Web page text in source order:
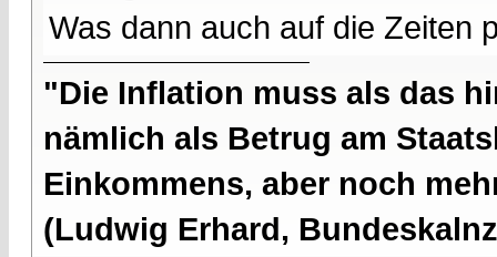
Was dann auch auf die Zeiten
"Die Inflation muss als das
nämlich als Betrug am
Einkommens, aber noch
(Ludwig Erhard,